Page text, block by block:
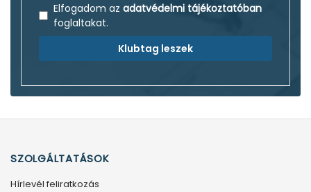
Elfogadom az adatvédelmi tájékoztatóban
foglaltakat.
Klubtag leszek
SZOLGÁLTATÁSOK
Hírlevél feliratkozás